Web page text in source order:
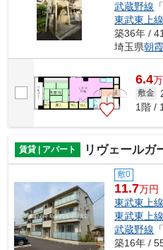
武蔵野線
東武東上線
築36年 /
埼玉県朝
6.4万
敷金
1階 /
賃貸 | アパート リヴェールガ
敷0
11.7万円
東武東上線
東武東上線
武蔵野線
築16年 /